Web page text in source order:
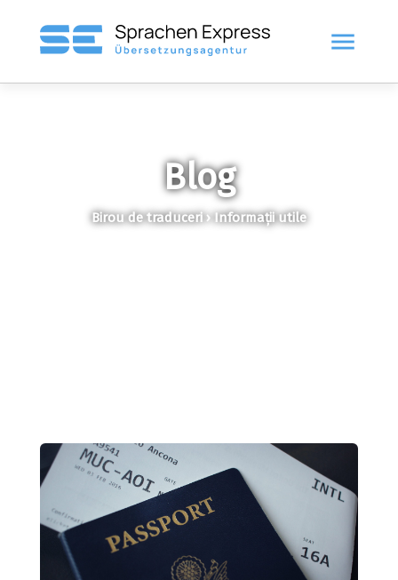
menu
Blog
Birou de traduceri › Informații utile